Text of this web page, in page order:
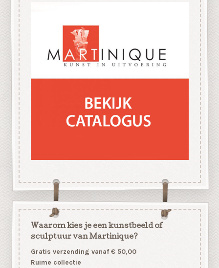
Waarom kies je een kunstbeeld of
sculptuur van Martinique?
Gratis verzending vanaf € 50,00
Ruime collectie